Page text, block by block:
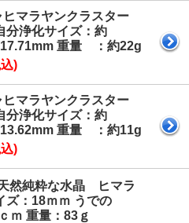
ヒマラヤンクラスター
分浄化サイズ：約
重量 ：約22g
)
ヒマラヤンクラスター
分浄化サイズ：約
重量 ：約11g
)
然純粋な水晶 ヒマラ
ズ：18ｍｍ うでの
ｍ 重量：83ｇ